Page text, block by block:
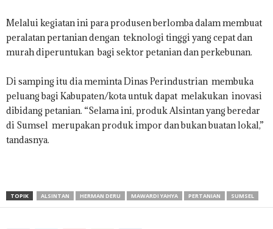
Melalui kegiatan ini para produsen berlomba dalam membuat
peralatan pertanian dengan teknologi tinggi yang cepat dan
murah diperuntukan bagi sektor petanian dan perkebunan.
Di samping itu dia meminta Dinas Perindustrian membuka
peluang bagi Kabupaten/kota untuk dapat melakukan inovasi
dibidang petanian. “Selama ini, produk Alsintan yang beredar
di Sumsel merupakan produk impor dan bukan buatan lokal,”
tandasnya.
TOPIK ALSINTAN HERMAN DERU MAWARDI YAHYA PERTANIAN SUMSEL